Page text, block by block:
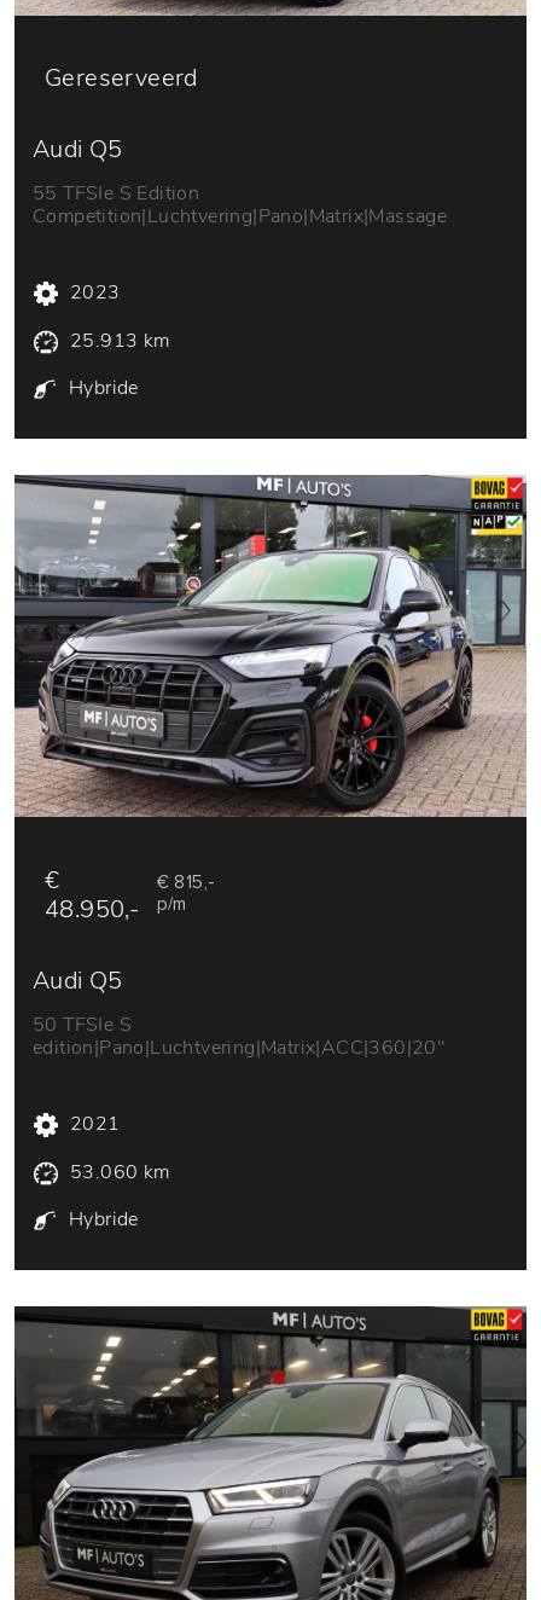
Gereserveerd
Audi Q5
55 TFSIe S Edition
Competition|Luchtvering|Pano|Matrix|Massage
2023
25.913 km
Hybride
€
48.950,-
€ 815,-
p/m
Audi Q5
50 TFSIe S
edition|Pano|Luchtvering|Matrix|ACC|360|20"
2021
53.060 km
Hybride